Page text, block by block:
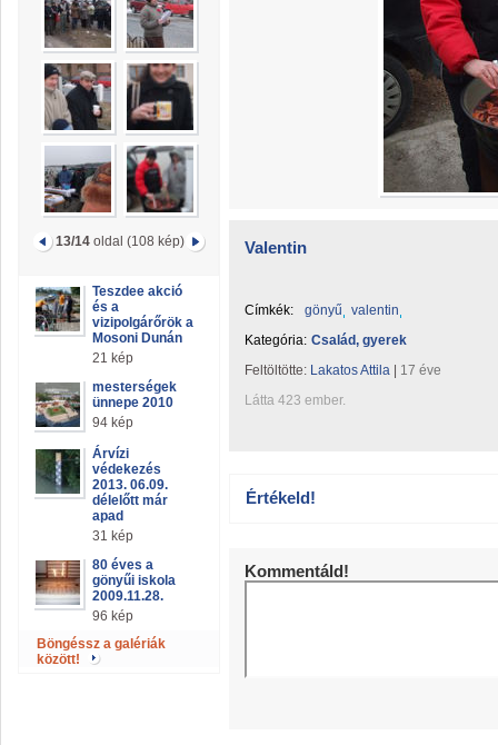
13/14 oldal (108 kép)
Teszdee akció
és a
vizipolgárőrök a
Mosoni Dunán
21 kép
mesterségek
ünnepe 2010
94 kép
Árvízi
védekezés
2013. 06.09.
délelőtt már
apad
31 kép
80 éves a
gönyűi iskola
2009.11.28.
96 kép
Böngéssz a galériák
között!
Valentin
Címkék: gönyű
valentin
Kategória: Család, gyerek
Feltöltötte: Lakatos Attila
17 éve
Látta 423 ember.
Értékeld!
Kommentáld!